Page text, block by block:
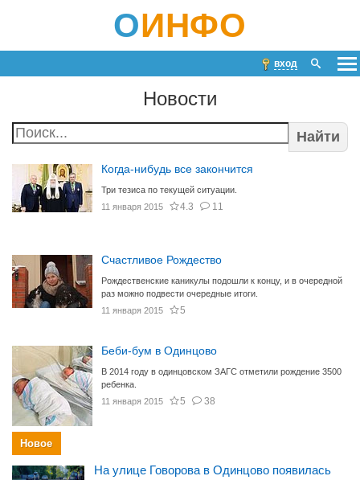
ОИНФО
вход
Новости
Найти
Когда-нибудь все закончится
Три тезиса по текущей ситуации.
11 января 2015
4.3 11
Счастливое Рождество
Рождественские каникулы подошли к концу, и в очередной
раз можно подвести очередные итоги.
11 января 2015
5
Беби-бум в Одинцово
В 2014 году в одинцовском ЗАГС отметили рождение 3500
ребенка.
11 января 2015
5 38
Новое
На улице Говорова в Одинцово появилась